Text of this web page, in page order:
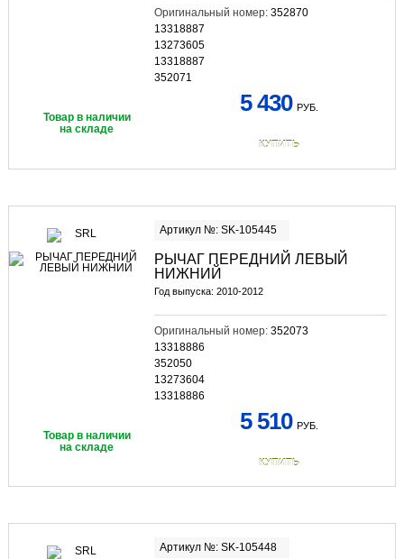
Оригинальный номер: 352870
13318887
13273605
13318887
352071
Товар в наличии
на складе
5 430 РУБ.
КУПИТЬ
Артикул №: SK-105445
РЫЧАГ ПЕРЕДНИЙ ЛЕВЫЙ
НИЖНИЙ
Год выпуска: 2010-2012
Оригинальный номер: 352073
13318886
352050
13273604
13318886
Товар в наличии
на складе
5 510 РУБ.
КУПИТЬ
Артикул №: SK-105448